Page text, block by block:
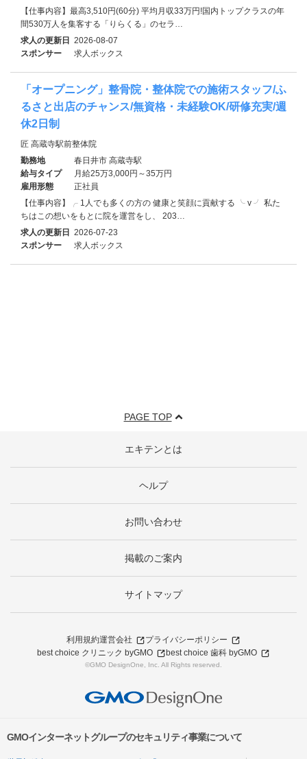
【仕事内容】最高3,510円(60分) 平均月収33万円!国内トップクラスの年
間530万人を集客する「りらくる」のセラ…
求人の更新日 2026-08-07
スポンサー
求人ボックス
「オープニング」整骨院・整体院での施術スタッフ/ふ
るさと出店のチャンス/無資格・未経験OK/研修充実/週
休2日制
匠 高蔵寺駅前整体院
勤務地
春日井市 高蔵寺駅
給与タイプ
月給25万3,000円～35万円
雇用形態
正社員
【仕事内容】╭ 1人でも多くの方の 健康と笑顔に貢献する ╰ v ╯ 私た
ちはこの想いをもとに院を運営をし、 203…
求人の更新日 2026-07-23
スポンサー
求人ボックス
PAGE TOP
エキテンとは
ヘルプ
お問い合わせ
掲載のご案内
サイトマップ
利用規約運営会社
プライバシーポリシー
best choice クリニック byGMO
best choice 歯科 byGMO
©GMO DesignOne, Inc. All Rights reserved.
GMOインターネットグループのセキュリティ事業について